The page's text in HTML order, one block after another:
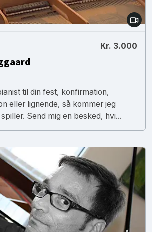
Kr. 3.000
til din fest, konfirmation,
eller lignende, så kommer jeg
Send mig en besked, hvi...